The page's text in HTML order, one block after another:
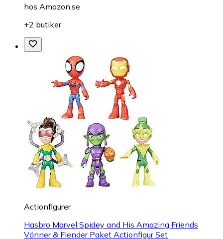
hos Amazon.se
+2 butiker
Actionfigurer
Hasbro Marvel Spidey and His Amazing Friends
Vänner & Fiender Paket Actionfigur Set